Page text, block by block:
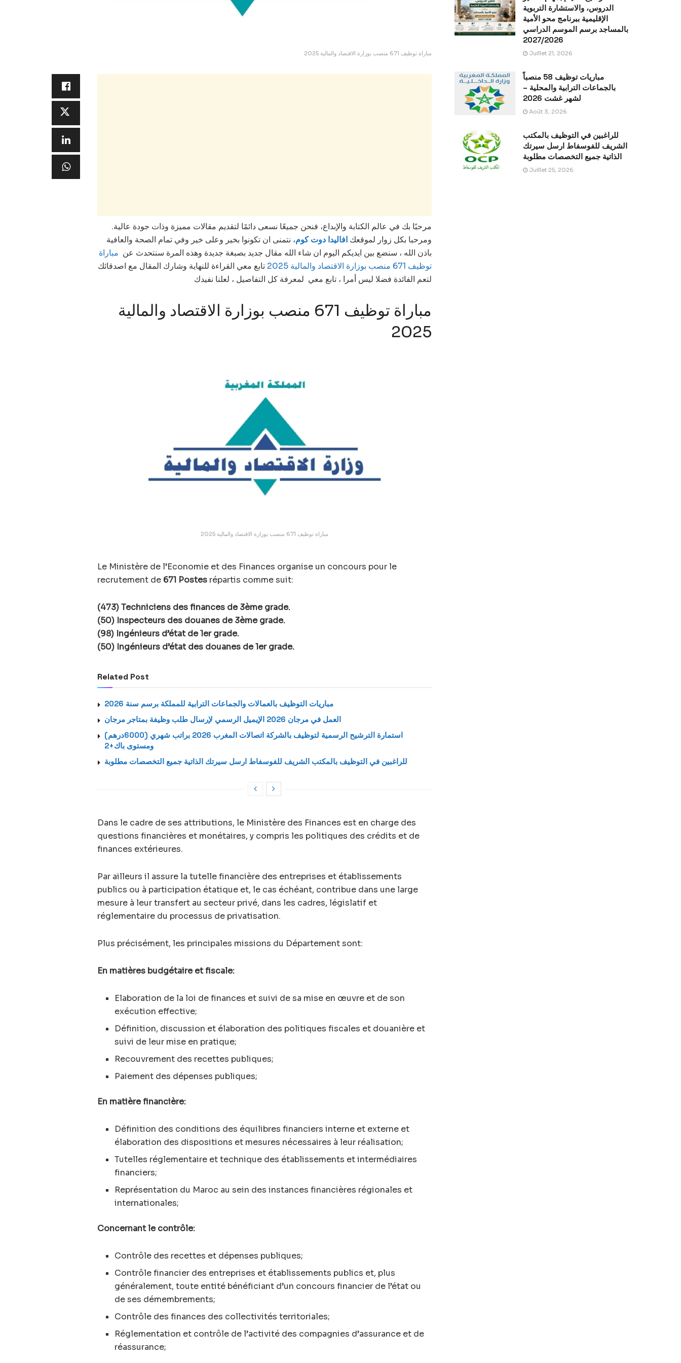
مباراة توظيف 671 منصب بوزارة الاقتصاد والمالية 2025
مرحبًا بك في عالم الكتابة والإبداع، فنحن جميعًا نسعى دائمًا لتقديم مقالات مميزة وذات جودة عالية.
ومرحبا بكل زوار لموقعك افاليدا دوت كوم، نتمنى ان تكونوا بخير وعلى خير وفي تمام الصحة والعافية
باذن الله ، سنضع بين ايديكم اليوم ان شاء الله مقال جديد بصبغة جديدة وهذه المرة سنتحدث عن مباراة
توظيف 671 منصب بوزارة الاقتصاد والمالية 2025
تابع معي القراءة للنهاية وشارك المقال مع اصدقائك
لتعم الفائدة فضلا ليس أمرا ، تابع معي لمعرفة كل التفاصيل ، لعلنا نفيدك
مباراة توظيف 671 منصب بوزارة الاقتصاد والمالية
2025
مباراة توظيف 671 منصب بوزارة الاقتصاد والمالية 2025
Le Ministère de l’Economie et des Finances organise un concours pour le
recrutement de 671 Postes répartis comme suit:
(473) Techniciens des finances de 3ème grade.
(50) Inspecteurs des douanes de 3ème grade.
(98) Ingénieurs d’état de 1er grade.
(50) Ingénieurs d’état des douanes de 1er grade.
Related Post
مباريات التوظيف بالعمالات والجماعات الترابية للمملكة برسم سنة 2026
العمل في مرجان 2026 الإيميل الرسمي لإرسال طلب وظيفة بمتاجر مرجان
استمارة الترشيح الرسمية لتوظيف بالشركة اتصالات المغرب 2026 براتب شهري (6000درهم)
ومستوى باك+2
للراغبين في التوظيف بالمكتب الشريف للفوسفاط ارسل سيرتك الذاتية جميع التخصصات مطلوبة
Dans le cadre de ses attributions, le Ministère des Finances est en charge des
questions financières et monétaires, y compris les politiques des crédits et de
finances extérieures.
Par ailleurs il assure la tutelle financière des entreprises et établissements
publics ou à participation étatique et, le cas échéant, contribue dans une large
mesure à leur transfert au secteur privé, dans les cadres, législatif et
réglementaire du processus de privatisation.
Plus précisément, les principales missions du Département sont:
En matières budgétaire et fiscale:
Elaboration de la loi de finances et suivi de sa mise en œuvre et de son
exécution effective;
Définition, discussion et élaboration des politiques fiscales et douanière et
suivi de leur mise en pratique;
Recouvrement des recettes publiques;
Paiement des dépenses publiques;
En matière financière:
Définition des conditions des équilibres financiers interne et externe et
élaboration des dispositions et mesures nécessaires à leur réalisation;
Tutelles réglementaire et technique des établissements et intermédiaires
financiers;
Représentation du Maroc au sein des instances financières régionales et
internationales;
Concernant le contrôle:
Contrôle des recettes et dépenses publiques;
Contrôle financier des entreprises et établissements publics et, plus
généralement, toute entité bénéficiant d’un concours financier de l’état ou
de ses démembrements;
Contrôle des finances des collectivités territoriales;
Réglementation et contrôle de l’activité des compagnies d’assurance et de
réassurance;
الدروس، والاستشارة التربوية
الإقليمية ببرنامج محو الأمية
بالمساجد برسم الموسم الدراسي
2027/2026
Juillet 21, 2026
مباريات توظيف 58 منصباً
بالجماعات الترابية والمحلية –
لشهر غشت 2026
Août 3, 2026
للراغبين في التوظيف بالمكتب
الشريف للفوسفاط ارسل سيرتك
الذاتية جميع التخصصات مطلوبة
Juillet 25, 2026